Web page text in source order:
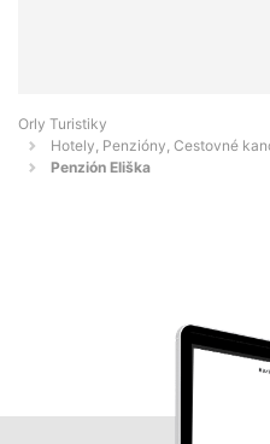
Orly Turistiky
Hotely, Penzióny, Cestovné
Penzión Eliška